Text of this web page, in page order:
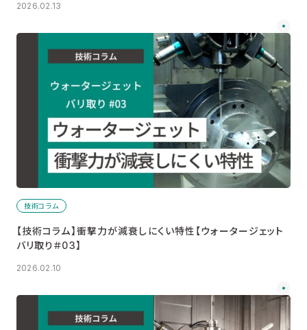
2026.02.13
技術コラム
【技術コラム】衝撃力が減衰しにくい特性【ウォータージェット
バリ取り＃03】
2026.02.10